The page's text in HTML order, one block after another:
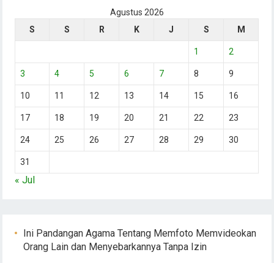
Agustus 2026
S
S R K J S M
1 2
3 4 5 6 7 8 9
10 11 12 13 14 15 16
17 18 19 20 21 22 23
24 25 26 27 28 29 30
31
« Jul
Ini Pandangan Agama Tentang Memfoto Memvideokan
Orang Lain dan Menyebarkannya Tanpa Izin